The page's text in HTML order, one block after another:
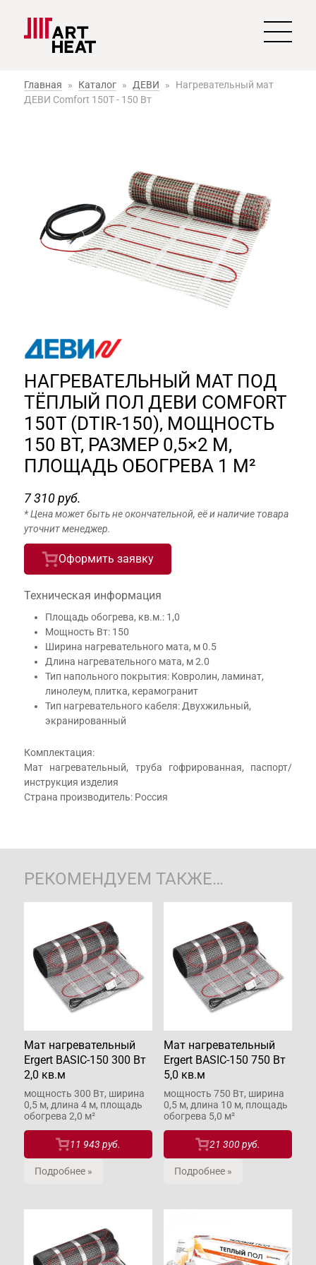
Главная » Каталог » ДЕВИ »
Нагревательный мат
ДЕВИ Comfort 150T - 150 Вт
НАГРЕВАТЕЛЬНЫЙ МАТ ПОД
ТЁПЛЫЙ ПОЛ ДЕВИ COMFORT
150T (DTIR-150), МОЩНОСТЬ
150 ВТ, РАЗМЕР 0,5×2 М,
ПЛОЩАДЬ ОБОГРЕВА 1 М²
7 310 руб.
* Цена может быть не окончательной, её и наличие товара
уточнит менеджер.
Оформить заявку
Техническая информация
Площадь обогрева, кв.м.: 1,0
Мощность Вт: 150
Ширина нагревательного мата, м 0.5
Длина нагревательного мата, м 2.0
Тип напольного покрытия: Ковролин, ламинат,
линолеум, плитка, керамогранит
Тип нагревательного кабеля: Двухжильный,
экранированный
Комплектация:
Мат нагревательный, труба гофрированная, паспорт/
инструкция изделия
Страна производитель: Россия
РЕКОМЕНДУЕМ ТАКЖЕ…
Мат нагревательный
Ergert BASIC-150 300 Вт
2,0 кв.м
мощность 300 Вт, ширина
0,5 м, длина 4 м, площадь
обогрева 2,0 м²
11 943 руб.
Подробнее »
Мат нагревательный
Ergert BASIC-150 750 Вт
5,0 кв.м
мощность 750 Вт, ширина
0,5 м, длина 10 м, площадь
обогрева 5,0 м²
21 300 руб.
Подробнее »